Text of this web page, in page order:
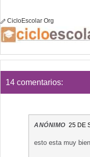
CicloEscolar Org
14 comentarios:
ANÓNIMO 25 DE
esto esta muy